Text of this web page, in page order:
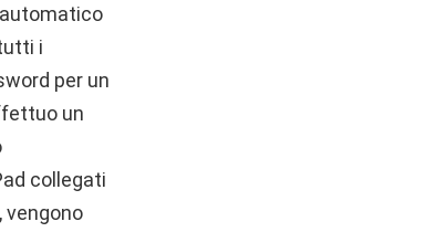
i
per un
un
collegati
vengono